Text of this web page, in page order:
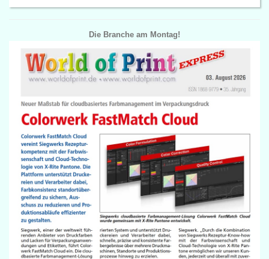
Die Branche am Montag!